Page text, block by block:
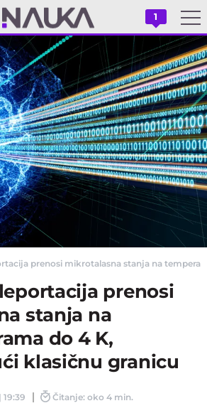
1
prenosi mikrotalasna stanja na
prenosi
stanja na
do 4 K,
klasičnu granicu
Čitanje: oko 4 min.